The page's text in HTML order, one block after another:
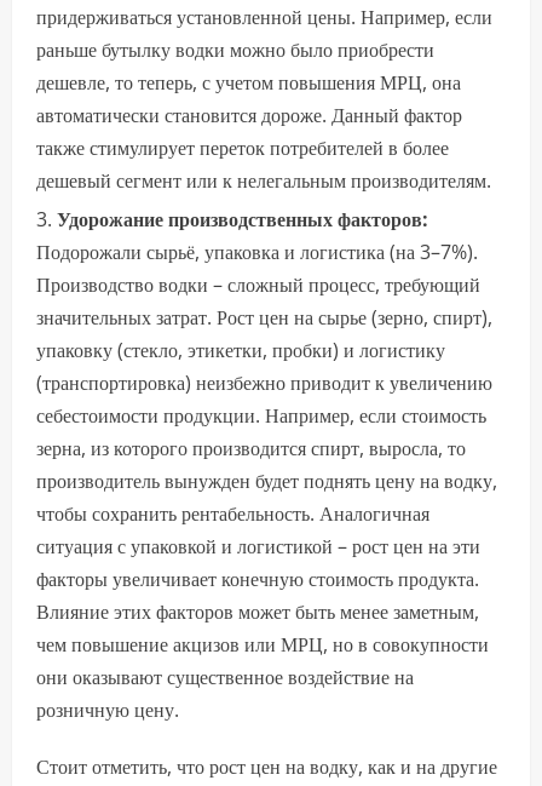
придерживаться установленной цены. Например, если
раньше бутылку водки можно было приобрести
дешевле, то теперь, с учетом повышения МРЦ, она
автоматически становится дороже. Данный фактор
также стимулирует переток потребителей в более
дешевый сегмент или к нелегальным производителям.
Удорожание производственных факторов:
Подорожали сырьё, упаковка и логистика (на 3–7%).
Производство водки – сложный процесс, требующий
значительных затрат. Рост цен на сырье (зерно, спирт),
упаковку (стекло, этикетки, пробки) и логистику
(транспортировка) неизбежно приводит к увеличению
себестоимости продукции. Например, если стоимость
зерна, из которого производится спирт, выросла, то
производитель вынужден будет поднять цену на водку,
чтобы сохранить рентабельность. Аналогичная
ситуация с упаковкой и логистикой – рост цен на эти
факторы увеличивает конечную стоимость продукта.
Влияние этих факторов может быть менее заметным,
чем повышение акцизов или МРЦ, но в совокупности
они оказывают существенное воздействие на
розничную цену.
Стоит отметить, что рост цен на водку, как и на другие